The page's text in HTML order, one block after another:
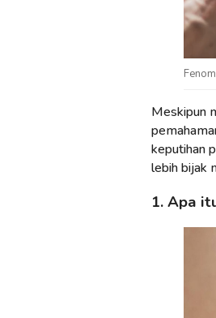
Meskipun
keputihan
lebih bijak
1. Apa